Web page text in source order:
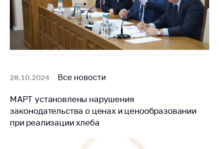
28.10.2024 Все новости
МАРТ установлены нарушения
законодательства о ценах и ценообразовании
при реализации хлеба